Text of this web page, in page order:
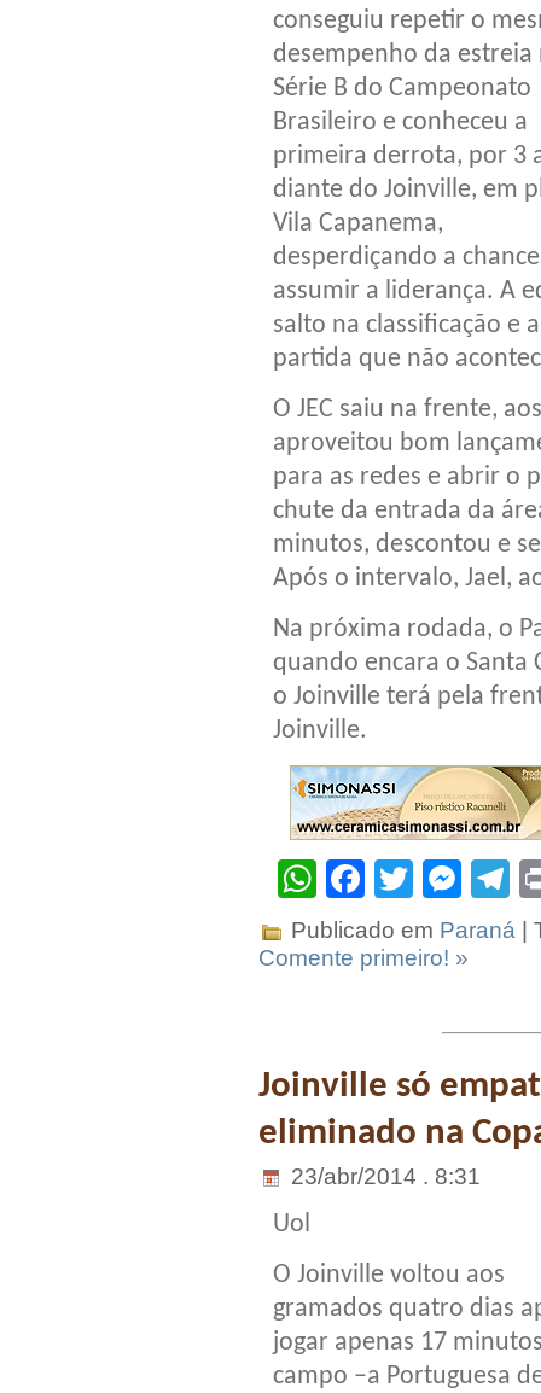
conseguiu repetir o
desempenho da estreia
Série B do Campeonato
Brasileiro e conheceu a
primeira derrota, por 3
diante do Joinville, em
Vila Capanema,
desperdiçando a
assumir a liderança. A
salto na classificação e
partida que não
O JEC saiu na frente,
aproveitou bom
para as redes e abrir o
chute da entrada da
minutos, descontou e
Após o intervalo, Jael,
Na próxima rodada, o
quando encara o Santa
o Joinville terá pela
Joinville.
WhatsApp
Facebook
Twitter
Publicado em Paraná |
Comente primeiro! »
Joinville só
eliminado na
23/abr/2014 . 8:31
Uol
O Joinville voltou aos
gramados quatro dias
jogar apenas 17
campo –a Portuguesa